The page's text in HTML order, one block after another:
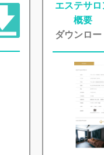
エステサロ
概要
ダウンロー